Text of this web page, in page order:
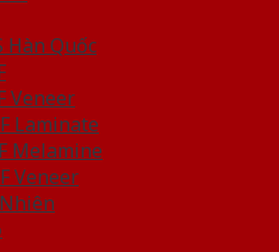
Hàn Quốc
Veneer
Laminate
Melamine
Veneer